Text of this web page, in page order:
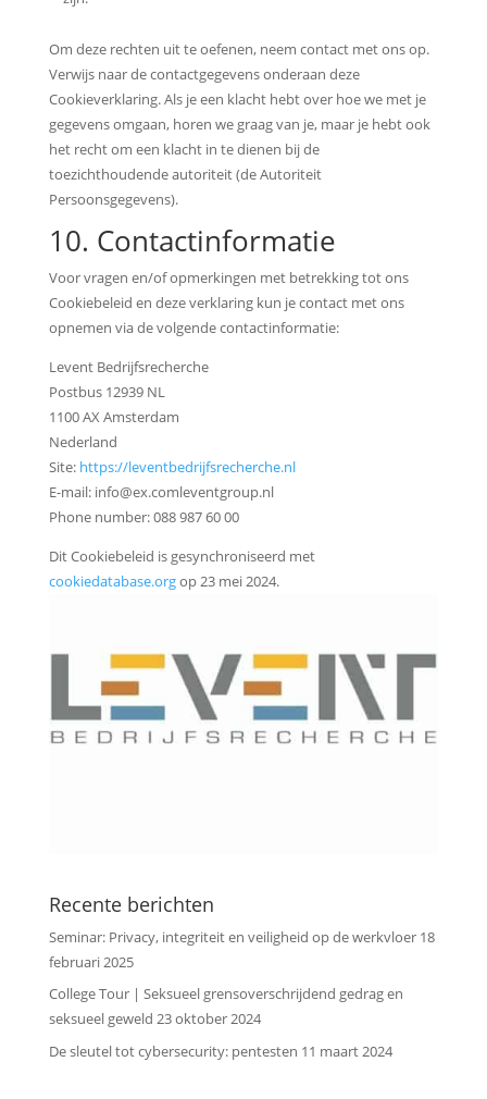
Om deze rechten uit te oefenen, neem contact met ons op.
Verwijs naar de contactgegevens onderaan deze
Cookieverklaring. Als je een klacht hebt over hoe we met je
gegevens omgaan, horen we graag van je, maar je hebt ook
het recht om een klacht in te dienen bij de
toezichthoudende autoriteit (de Autoriteit
Persoonsgegevens).
10. Contactinformatie
Voor vragen en/of opmerkingen met betrekking tot ons
Cookiebeleid en deze verklaring kun je contact met ons
opnemen via de volgende contactinformatie:
Levent Bedrijfsrecherche
Postbus 12939 NL
1100 AX Amsterdam
Nederland
Site: https://leventbedrijfsrecherche.nl
E-mail: info@ex.comleventgroup.nl
Phone number: 088 987 60 00
Dit Cookiebeleid is gesynchroniseerd met
cookiedatabase.orgop 23 mei 2024.
Recente berichten
Seminar: Privacy, integriteit en veiligheid op de werkvloer 18
februari 2025
College Tour | Seksueel grensoverschrijdend gedrag en
seksueel geweld 23 oktober 2024
De sleutel tot cybersecurity: pentesten 11 maart 2024